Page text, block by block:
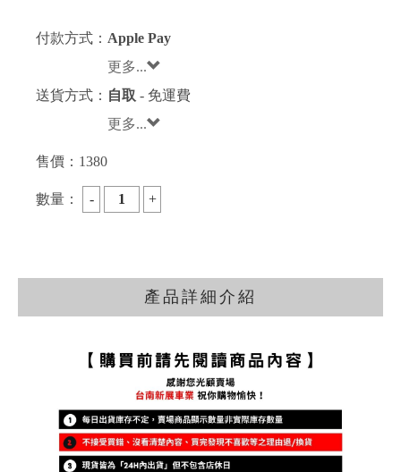
付款方式： Apple Pay
更多...
送貨方式： 自取 - 免運費
更多...
售價： 1380
數量：
產品詳細介紹